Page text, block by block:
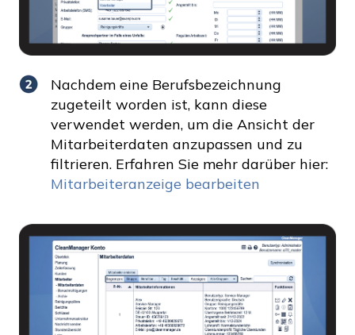
Nachdem eine Berufsbezeichnung
zugeteilt worden ist, kann diese
verwendet werden, um die Ansicht der
Mitarbeiterdaten anzupassen und zu
filtrieren. Erfahren Sie mehr darüber hier:
Mitarbeiteranzeige bearbeiten